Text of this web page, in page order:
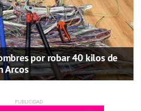
por robar 40 kilos de
Arcos